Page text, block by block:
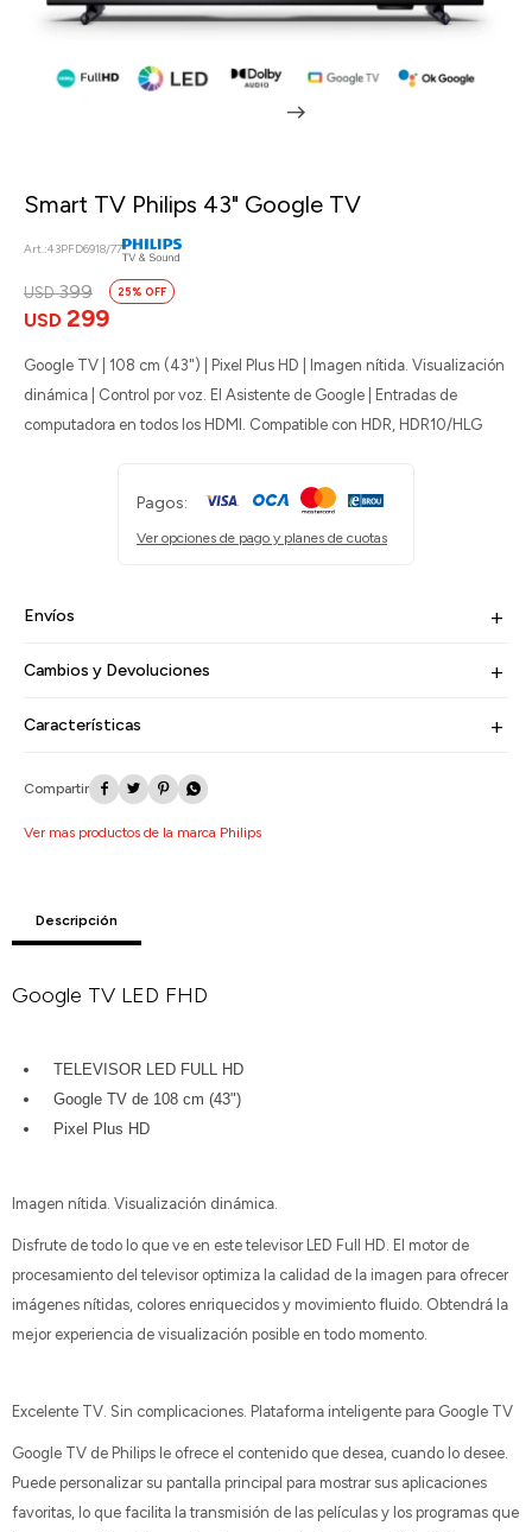
Smart TV Philips 43" Google TV
43PFD6918/77
USD 299
USD 399 25
Google TV | 108 cm (43") | Pixel Plus HD | Imagen nítida. Visualización
dinámica | Control por voz. El Asistente de Google | Entradas de
computadora en todos los HDMI. Compatible con HDR, HDR10/HLG
Pagos:
Ver opciones de pago y planes de cuotas
Envíos
Cambios y Devoluciones
Características
   
Ver mas productos de la marca Philips
Descripción
Google TV LED FHD
TELEVISOR LED FULL HD
Google TV de 108 cm (43")
Pixel Plus HD
Imagen nítida. Visualización dinámica.
Disfrute de todo lo que ve en este televisor LED Full HD. El motor de
procesamiento del televisor optimiza la calidad de la imagen para ofrecer
imágenes nítidas, colores enriquecidos y movimiento fluido. Obtendrá la
mejor experiencia de visualización posible en todo momento.
Excelente TV. Sin complicaciones. Plataforma inteligente para Google TV
Google TV de Philips le ofrece el contenido que desea, cuando lo desee.
Puede personalizar su pantalla principal para mostrar sus aplicaciones
favoritas, lo que facilita la transmisión de las películas y los programas que